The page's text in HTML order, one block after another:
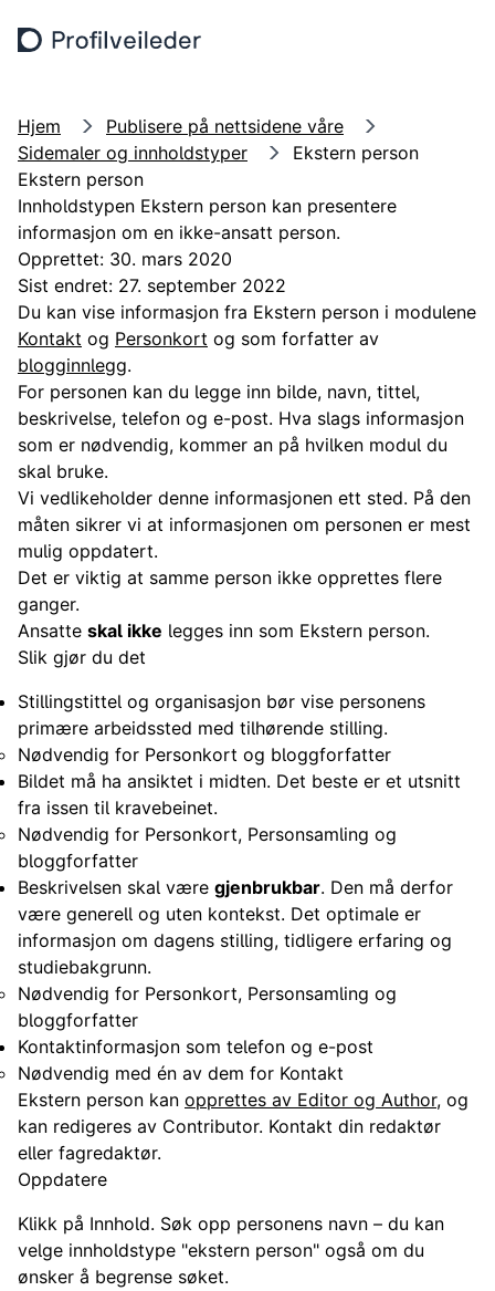
Hjem
Publisere på nettsidene våre
Sidemaler og innholdstyper
Ekstern person
Ekstern person
Innholdstypen Ekstern person kan presentere
informasjon om en ikke-ansatt person.
Opprettet: 30. mars 2020
Sist endret: 27. september 2022
Du kan vise informasjon fra Ekstern person i modulene
Kontakt og Personkort og som forfatter av
blogginnlegg.
For personen kan du legge inn bilde, navn, tittel,
beskrivelse, telefon og e-post. Hva slags informasjon
som er nødvendig, kommer an på hvilken modul du
skal bruke.
Vi vedlikeholder denne informasjonen ett sted. På den
måten sikrer vi at informasjonen om personen er mest
mulig oppdatert.
Det er viktig at samme person ikke opprettes flere
ganger.
Ansatte skal ikke legges inn som Ekstern person.
Slik gjør du det
Stillingstittel og organisasjon bør vise personens
primære arbeidssted med tilhørende stilling.
Nødvendig for Personkort og bloggforfatter
Bildet må ha ansiktet i midten. Det beste er et utsnitt
fra issen til kravebeinet.
Nødvendig for Personkort, Personsamling og
bloggforfatter
Beskrivelsen skal være gjenbrukbar. Den må derfor
være generell og uten kontekst. Det optimale er
informasjon om dagens stilling, tidligere erfaring og
studiebakgrunn.
Nødvendig for Personkort, Personsamling og
bloggforfatter
Kontaktinformasjon som telefon og e-post
Nødvendig med én av dem for Kontakt
Ekstern person kan opprettes av Editor og Author, og
kan redigeres av Contributor. Kontakt din redaktør
eller fagredaktør.
Oppdatere
Klikk på Innhold. Søk opp personens navn – du kan
velge innholdstype "ekstern person" også om du
ønsker å begrense søket.